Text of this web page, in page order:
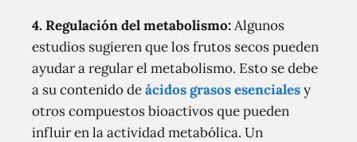
4. Regulación del metabolismo:Algunos
estudios sugieren que los frutos secos pueden
ayudar a regular el metabolismo. Esto se debe
a su contenido deácidos grasos esencialesy
otros compuestos bioactivos que pueden
influir en la actividad metabólica. Un